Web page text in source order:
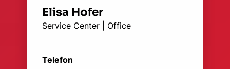
Elisa Hofer
Service Center | Office
Telefon